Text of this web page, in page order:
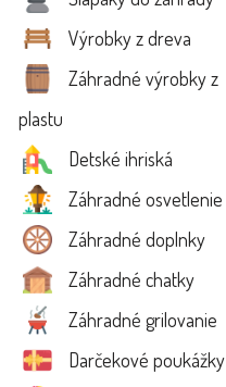
Výrobky z dreva
Záhradné výrobky z
plastu
Detské ihriská
Záhradné osvetlenie
Záhradné doplnky
Záhradné chatky
Záhradné grilovanie
Darčekové poukážky